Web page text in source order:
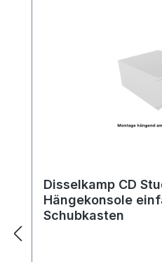
Disselkamp CD
Hängekonsole
Schubkasten